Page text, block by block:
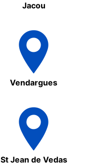
Jacou
Vendargues
St Jean de Vedas